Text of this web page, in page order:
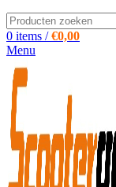
0 items / €0,00
Menu